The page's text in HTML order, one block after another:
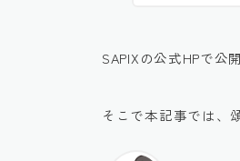
SAPIXの公式HPで公
そこで本記事では、